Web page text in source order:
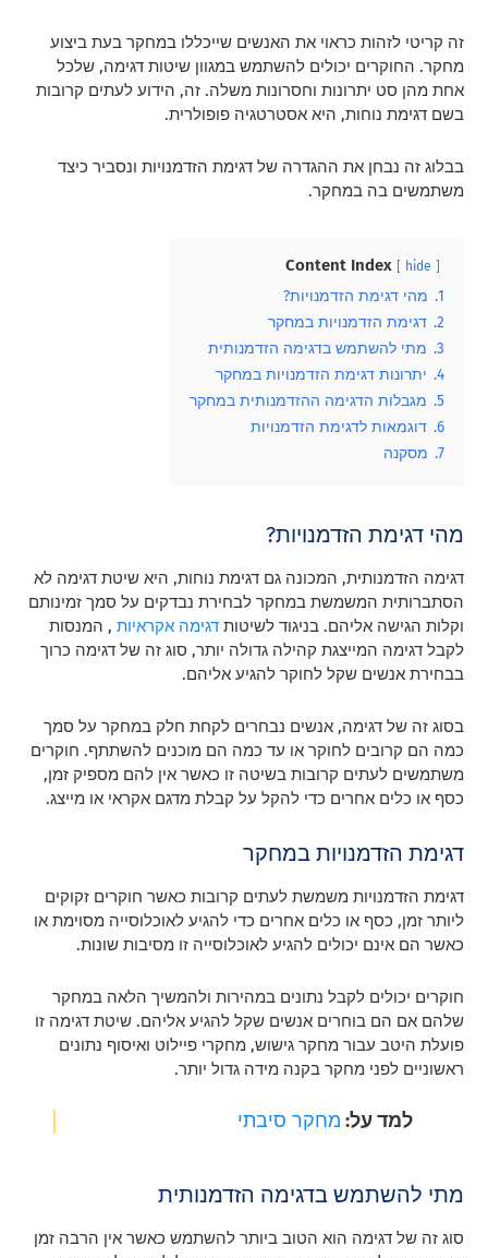
זה קריטי לזהות כראוי את האנשים שייכללו במחקר בעת ביצוע
מחקר. החוקרים יכולים להשתמש במגוון שיטות דגימה, שלכל
אחת מהן סט יתרונות וחסרונות משלה. זה, הידוע לעתים קרובות
בשם דגימת נוחות, היא אסטרטגיה פופולרית.
בבלוג זה נבחן את ההגדרה של דגימת הזדמנויות ונסביר כיצד
משתמשים בה במחקר.
Content Index hide
1. מהי דגימת הזדמנויות?
2. דגימת הזדמנויות במחקר
3. מתי להשתמש בדגימה הזדמנותית
4. יתרונות דגימת הזדמנויות במחקר
5. מגבלות הדגימה ההזדמנותית במחקר
6. דוגמאות לדגימת הזדמנויות
7. מסקנה
מהי דגימת הזדמנויות?
דגימה הזדמנותית, המכונה גם דגימת נוחות, היא שיטת דגימה לא
הסתברותית המשמשת במחקר לבחירת נבדקים על סמך זמינותם
וקלות הגישה אליהם. בניגוד לשיטותדגימה אקראיות , המנסות
לקבל דגימה המייצגת קהילה גדולה יותר, סוג זה של דגימה כרוך
בבחירת אנשים שקל לחוקר להגיע אליהם.
בסוג זה של דגימה, אנשים נבחרים לקחת חלק במחקר על סמך
כמה הם קרובים לחוקר או עד כמה הם מוכנים להשתתף. חוקרים
משתמשים לעתים קרובות בשיטה זו כאשר אין להם מספיק זמן,
כסף או כלים אחרים כדי להקל על קבלת מדגם אקראי או מייצג.
דגימת הזדמנויות במחקר
דגימת הזדמנויות משמשת לעתים קרובות כאשר חוקרים זקוקים
ליותר זמן, כסף או כלים אחרים כדי להגיע לאוכלוסייה מסוימת או
כאשר הם אינם יכולים להגיע לאוכלוסייה זו מסיבות שונות.
חוקרים יכולים לקבל נתונים במהירות ולהמשיך הלאה במחקר
שלהם אם הם בוחרים אנשים שקל להגיע אליהם. שיטת דגימה זו
פועלת היטב עבור מחקר גישוש, מחקרי פיילוט ואיסוף נתונים
ראשוניים לפני מחקר בקנה מידה גדול יותר.
למדעל: מחקר סיבתי
מתי להשתמש בדגימה הזדמנותית
סוג זה של דגימה הוא הטוב ביותר להשתמש כאשר אין הרבה זמן